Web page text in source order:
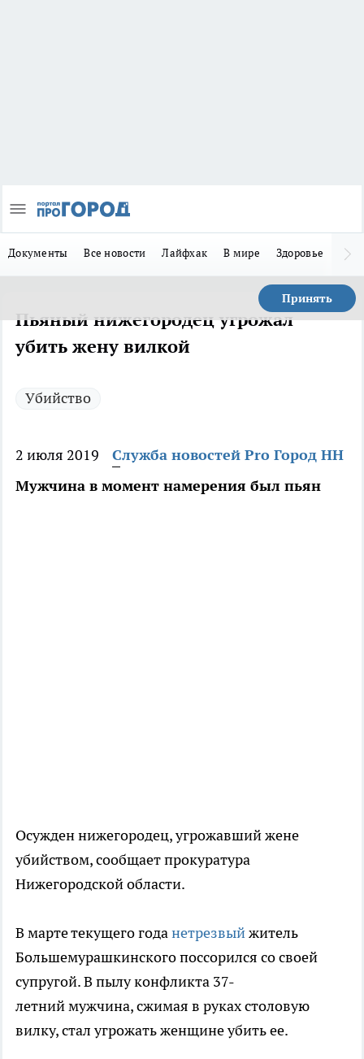
Документы Все новости Лайфхак В мире Здоровье
Принять
Пьяный нижегородец угрожал
убить жену вилкой
Убийство
2 июля 2019
Служба новостей Pro Город НН
Мужчина в момент намерения был пьян
Осужден нижегородец, угрожавший жене
убийством, сообщает прокуратура
Нижегородской области.
В марте текущего годанетрезвыйжитель
Большемурашкинского поссорился со своей
супругой. В пылу конфликта 37-
летний мужчина, сжимая в руках столовую
вилку, стал угрожать женщине убить ее.